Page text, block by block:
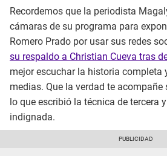
Recordemos que la periodista
cámaras de su programa para
Romero Prado por usar sus redes
su respaldo a Christian Cueva tras
mejor escuchar la historia completa
medias. Que la verdad te acompañe
lo que escribió la técnica de tercera
indignada.